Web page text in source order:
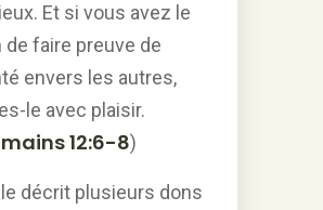
Et si vous avez le
de faire preuve de
envers les autres,
le avec plaisir.
12:6-8)
décrit plusieurs dons